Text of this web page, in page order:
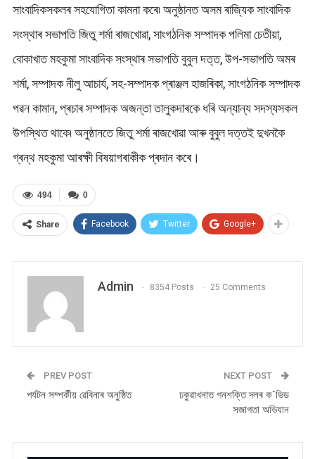
সাংবাদিকসকলৰ সহযোগিতা কামনা কৰে৷ অনুষ্ঠানত অসম ৰাজ্যিক সাংবাদিক
সংস্থাৰ সভাপতি জিতু শর্মা ৰাজখোৱা, সাংগঠনিক সম্পাদক পলিমা চেতীয়া,
বোকাখাত মহকুমা সাংবাদিক সংস্থাৰ সভাপতি বুবুল দত্ত, উপ-সভাপতি অমৰ
শর্মা, সম্পাদক নীলু আচার্য, সহ-সম্পাদক প্ৰাঞ্জল হাজৰিকা, সাংগঠনিক সম্পাদক
পৱন কামান, প্ৰচাৰ সম্পাদক অজন্তা তালুকদাৰকে ধৰি অন্যান্য সদস্যসকল
উপস্থিত থাকে৷ অনুষ্ঠানতে জিতু শৰ্মা ৰাজখোৱা আৰু বুবুল দত্তই দুখনকৈ
গ্ৰন্থ মহকুমা আৰক্ষী বিষয়াগৰাকীক প্ৰদান কৰে।
0
494
Share Facebook Twitter Google+
Admin 8354 Posts 25 Comments
PREV POST
পৰ্যটন সম্পৰ্কীয় ৱেবিনাৰ অনুষ্ঠিত
NEXT POST
ঢকুৱাখনাত গনশক্তি দলৰ ক`ভিড
সজাগতা অভিযান